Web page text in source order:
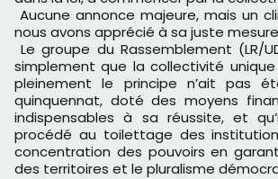
Aucune annonce majeure, mais un
nous avons apprécié à sa juste
Le groupe du Rassemblement (LR/
simplement que la collectivité
pleinement le principe n’ait pas
quinquennat, doté des moyens
indispensables à sa réussite, et
procédé au toilettage des
concentration des pouvoirs en
des territoires et le pluralisme